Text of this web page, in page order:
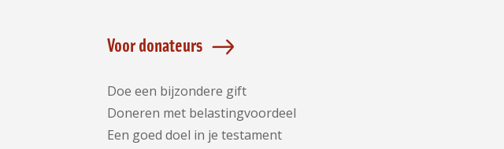
Voor donateurs
Doe een bijzondere gift
Doneren met belastingvoordeel
Een goed doel in je testament